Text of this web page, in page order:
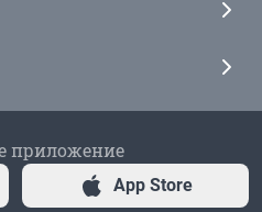
приложение
App Store